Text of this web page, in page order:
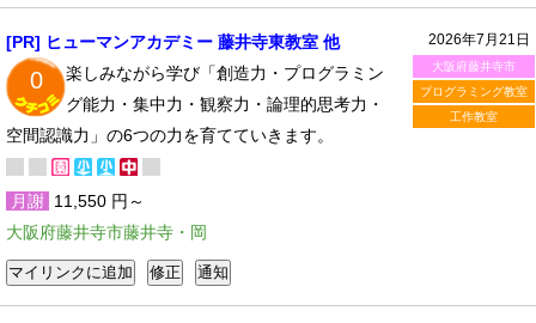
2026年7月21日
大阪府藤井寺市
プログラミング教室
工作教室
[PR] ヒューマンアカデミー 藤井寺東教室 他
0
楽しみながら学び「創造力・プログラミン
グ能力・集中力・観察力・論理的思考力・
空間認識力」の6つの力を育てていきます。
月謝 11,550 円～
大阪府藤井寺市藤井寺・岡